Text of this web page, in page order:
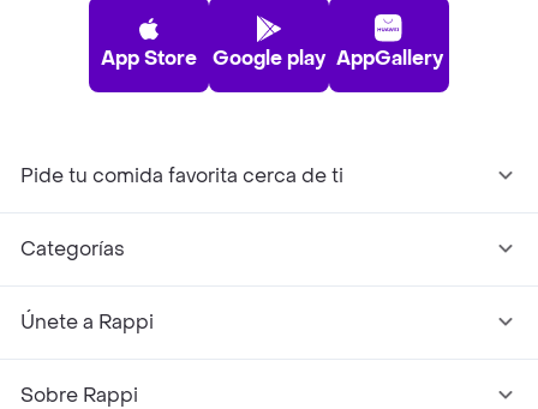
App Store Google play AppGallery
Pide tu comida favorita cerca de ti
Categorías
Únete a Rappi
Sobre Rappi